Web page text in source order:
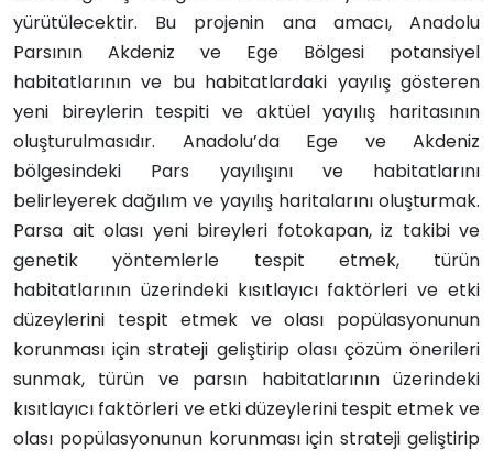
yürütülecektir. Bu projenin ana amacı, Anadolu
Parsının Akdeniz ve Ege Bölgesi potansiyel
habitatlarının ve bu habitatlardaki yayılış gösteren
yeni bireylerin tespiti ve aktüel yayılış haritasının
oluşturulmasıdır. Anadolu’da Ege ve Akdeniz
bölgesindeki Pars yayılışını ve habitatlarını
belirleyerek dağılım ve yayılış haritalarını oluşturmak.
Parsa ait olası yeni bireyleri fotokapan, iz takibi ve
genetik yöntemlerle tespit etmek, türün
habitatlarının üzerindeki kısıtlayıcı faktörleri ve etki
düzeylerini tespit etmek ve olası popülasyonunun
korunması için strateji geliştirip olası çözüm önerileri
sunmak, türün ve parsın habitatlarının üzerindeki
kısıtlayıcı faktörleri ve etki düzeylerini tespit etmek ve
olası popülasyonunun korunması için strateji geliştirip